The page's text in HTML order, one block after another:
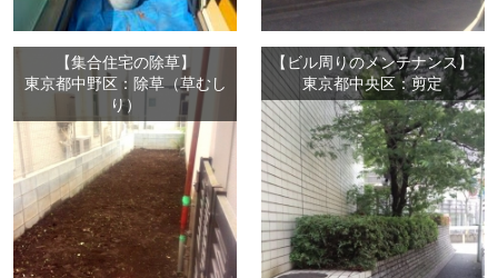
【集合住宅の除草】
東京都中野区：除草（草むし
り）
【ビル周りのメンテナンス】
東京都中央区：剪定